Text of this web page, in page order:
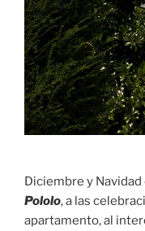
Diciembre y
Pololo, a las
apartamento, al